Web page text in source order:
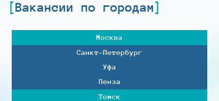
Вакансии по городам
Москва
Санкт-Петербург
Уфа
Пенза
Томск